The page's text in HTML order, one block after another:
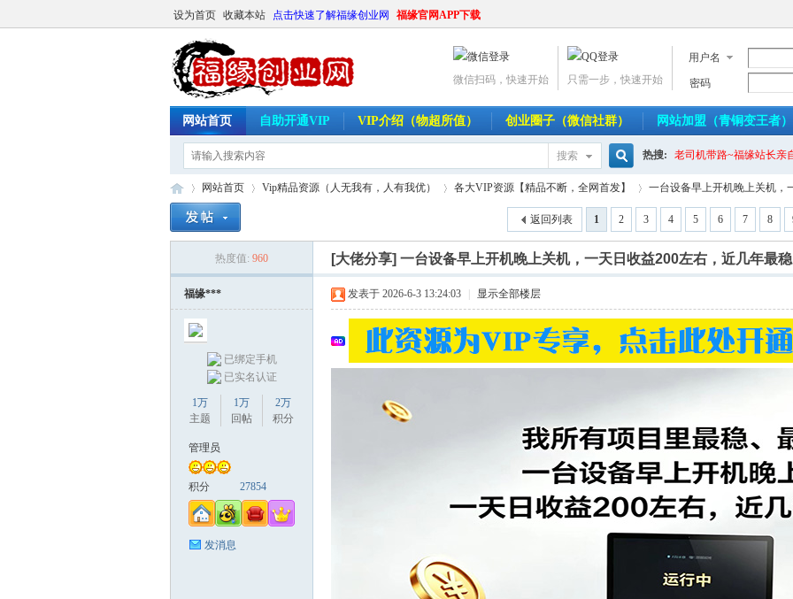
设为首页 收藏本站 点击快速了解福缘创业网 福缘官网APP下载
用户名
密码
只需一步，快速开始
微信扫码，快速开始
网站首页 自助开通VIP VIP介绍（物超所值） 创业圈子（微信社群） 网站加盟（青铜变王者）
搜索
搜
索
热搜: 老司机带路~福缘站长亲
网站首页
›
Vip精品资源（人无我有，人有我优）
›
各大VIP资源【精品不断，全网首发】
›
一台设备早上开机晚上关机，
1 2 3 4 5 6 7 8
返回列表
热度值: 960 [大佬分享] 一台设备早上开机晚上关机，一天日收益200左右，近几年最
福缘***
已绑定手机
已实名认证
1万
主题
1万
回帖
2万
积分
管理员
积分 27854
发消息
发表于 2026-6-3 13:24:03 显示全部楼层